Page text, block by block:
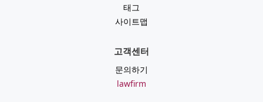
태그
사이트맵
고객센터
문의하기
lawfirm